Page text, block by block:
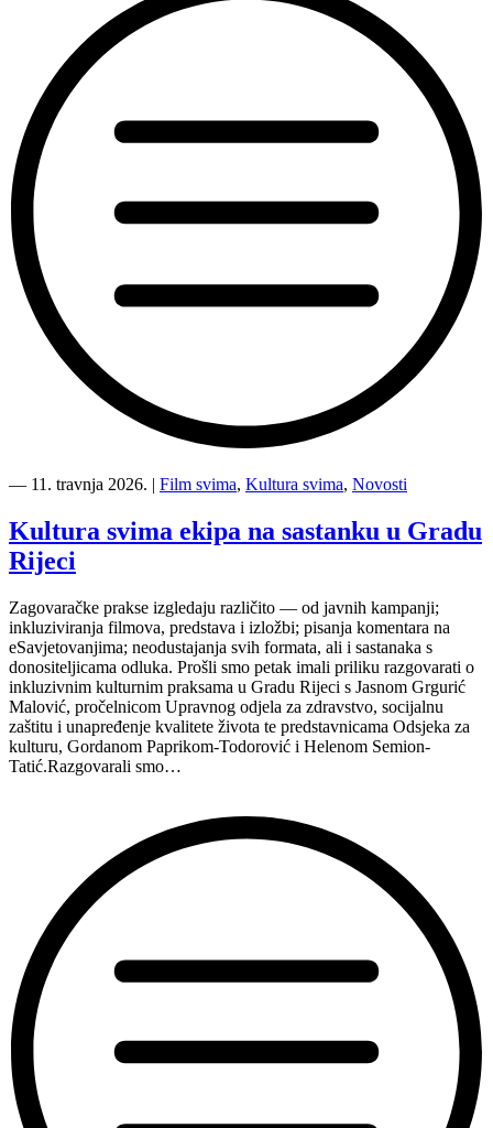
svima
u
Splitu”
― 11. travnja 2026. | Film svima, Kultura svima, Novosti
Kultura svima ekipa na sastanku u Gradu
Rijeci
Zagovaračke prakse izgledaju različito — od javnih kampanji;
inkluziviranja filmova, predstava i izložbi; pisanja komentara na
eSavjetovanjima; neodustajanja svih formata, ali i sastanaka s
donositeljicama odluka. Prošli smo petak imali priliku razgovarati o
inkluzivnim kulturnim praksama u Gradu Rijeci s Jasnom Grgurić
Malović, pročelnicom Upravnog odjela za zdravstvo, socijalnu
zaštitu i unapređenje kvalitete života te predstavnicama Odsjeka za
kulturu, Gordanom Paprikom-Todorović i Helenom Semion-
Tatić.Razgovarali smo…